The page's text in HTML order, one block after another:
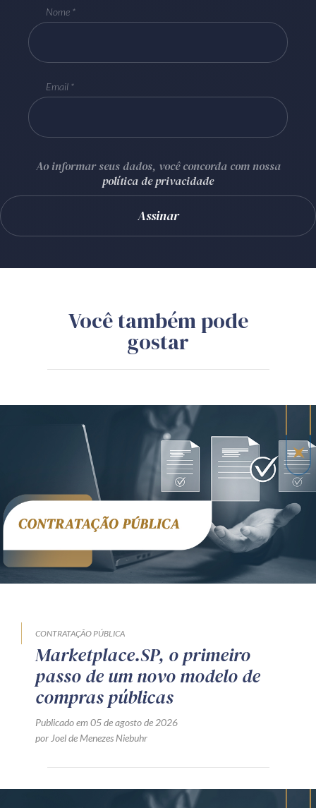
Nome
Email
Ao informar seus dados, você concorda com nossa
política de privacidade
Você também pode
gostar
CONTRATAÇÃO PÚBLICA
Marketplace.SP, o primeiro
passo de um novo modelo de
compras públicas
Publicado em 05 de agosto de 2026
por Joel de Menezes Niebuhr